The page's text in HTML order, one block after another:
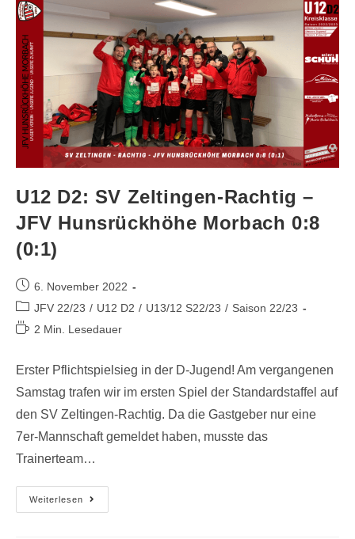
U12 D2: SV Zeltingen-Rachtig –
JFV Hunsrückhöhe Morbach 0:8
(0:1)
6. November 2022
JFV 22/23 / U12 D2 / U13/12 S22/23 / Saison 22/23
2 Min. Lesedauer
Erster Pflichtspielsieg in der D-Jugend! Am vergangenen
Samstag trafen wir im ersten Spiel der Standardstaffel auf
den SV Zeltingen-Rachtig. Da die Gastgeber nur eine
7er-Mannschaft gemeldet haben, musste das
Trainerteam…
Weiterlesen